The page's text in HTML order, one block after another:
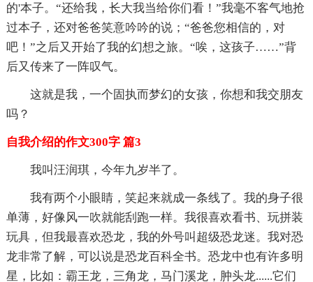
的'本子。“还给我，长大我当给你们看！”我毫不客气地抢
过本子，还对爸爸笑意吟吟的说；“爸爸您相信的，对
吧！”之后又开始了我的幻想之旅。“唉，这孩子……”背
后又传来了一阵叹气。
这就是我，一个固执而梦幻的女孩，你想和我交朋友
吗？
自我介绍的作文300字 篇3
我叫汪润琪，今年九岁半了。
我有两个小眼睛，笑起来就成一条线了。我的身子很
单薄，好像风一吹就能刮跑一样。我很喜欢看书、玩拼装
玩具，但我最喜欢恐龙，我的外号叫超级恐龙迷。我对恐
龙非常了解，可以说是恐龙百科全书。恐龙中也有许多明
星，比如：霸王龙，三角龙，马门溪龙，肿头龙......它们